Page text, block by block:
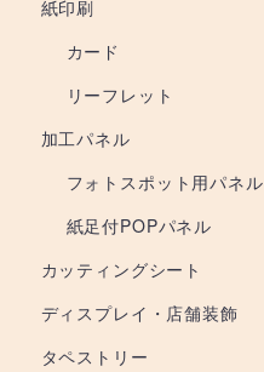
紙印刷
カード
リーフレット
加工パネル
フォトスポット用パネル
紙足付POPパネル
カッティングシート
ディスプレイ・店舗装飾
タペストリー